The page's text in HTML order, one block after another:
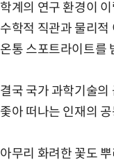
학계의 연구 환경이
수학적 직관과 물리적
온통 스포트라이트를
결국 국가 과학기술
좇아 떠나는 인재의
아무리 화려한 꽃도